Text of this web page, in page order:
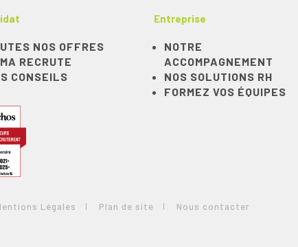
NOS OFFRES
RECRUTE
CONSEILS
Entreprise
NOTRE
ACCOMPAGNEMENT
NOS SOLUTIONS RH
FORMEZ VOS ÉQUIPES
Légales Plan de site Nous contacter